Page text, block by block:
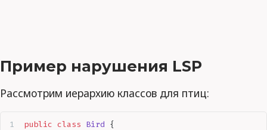
Пример нарушения LSP
Рассмотрим иерархию классов для птиц:
public class Bird {